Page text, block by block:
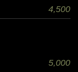
4,500
5,000